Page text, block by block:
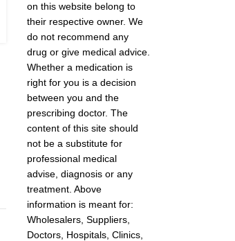
on this website belong to
their respective owner. We
do not recommend any
drug or give medical advice.
Whether a medication is
right for you is a decision
between you and the
prescribing doctor. The
content of this site should
not be a substitute for
professional medical
advise, diagnosis or any
treatment. Above
information is meant for:
Wholesalers, Suppliers,
Doctors, Hospitals, Clinics,